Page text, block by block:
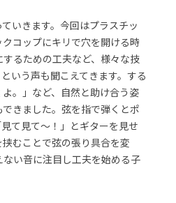
いきます。今回はプラスチッ
コップにキリで穴を開ける時
るための工夫など、様々な技
いう声も聞こえてきます。する
。」など、自然と助け合う姿
きました。弦を指で弾くとポ
て見て〜！」とギターを見せ
むことで弦の張り具合を変
い音に注目し工夫を始める子